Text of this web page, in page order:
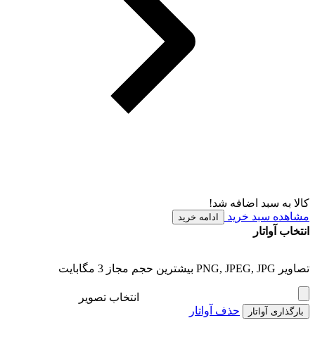
کالا به سبد اضافه شد!
مشاهده سبد خرید
ادامه خرید
انتخاب آواتار
تصاویر PNG, JPEG, JPG بیشترین حجم مجاز 3 مگابایت
انتخاب تصویر
بارگذاری آواتار حذف آواتار